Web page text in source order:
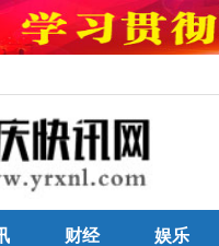
财经 娱乐